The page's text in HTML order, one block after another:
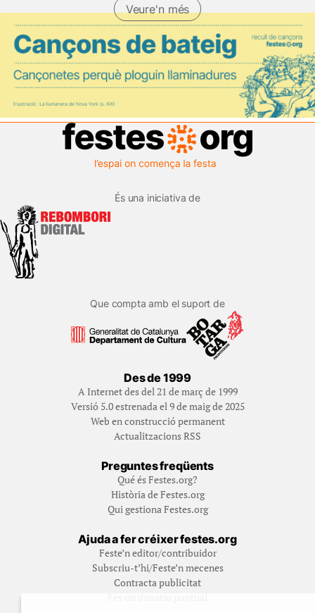
Veure'n més
És una iniciativa de
Que compta amb el suport de
Des de 1999
A Internet des del 21 de març de 1999
Versió 5.0 estrenada el 9 de maig de 2025
Web en construcció permanent
Actualitzacions RSS
Preguntes freqüents
Qué és Festes.org?
Història de Festes.org
Qui gestiona Festes.org
Ajuda a fer créixer festes.org
Feste’n editor/contribuidor
Subscriu-t’hi/Feste’n mecenes
Contracta publicitat